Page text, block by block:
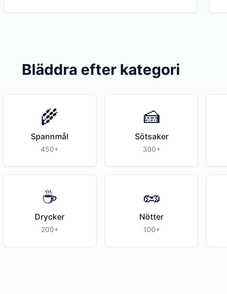
Bläddra efter kategori
🌾
Spannmål
450+
🍰
Sötsaker
300+
☕
Drycker
200+
🥜
Nötter
100+